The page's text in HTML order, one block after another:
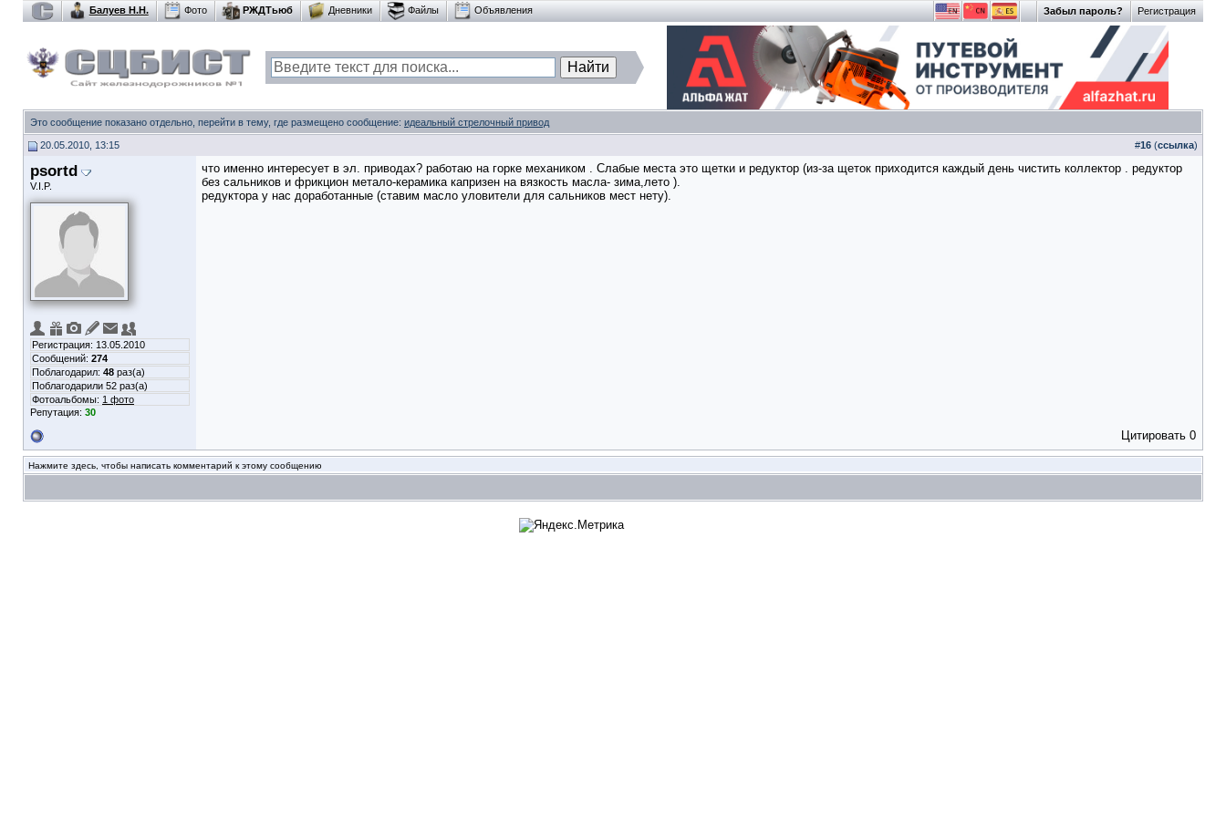
Регистрация
Забыл пароль?
Балуев Н.Н. Фото РЖДТьюб Дневники Файлы Объявления
Это сообщение показано отдельно, перейти в тему, где размещено сообщение: идеальный стрелочный привод
20.05.2010, 13:15 #16 (ссылка)
psortd
V.I.P.
Регистрация: 13.05.2010
Сообщений: 274
Поблагодарил: 48 раз(а)
Поблагодарили 52 раз(а)
Фотоальбомы: 1 фото
Репутация: 30
что именно интересует в эл. приводах? работаю на горке механиком . Слабые места это щетки и редуктор (из-за щеток приходится каждый день чистить коллектор . редуктор
без сальников и фрикцион метало-керамика капризен на вязкость масла- зима,лето ).
редуктора у нас доработанные (ставим масло уловители для сальников мест нету).
Цитировать 0
Нажмите здесь, чтобы написать комментарий к этому сообщению